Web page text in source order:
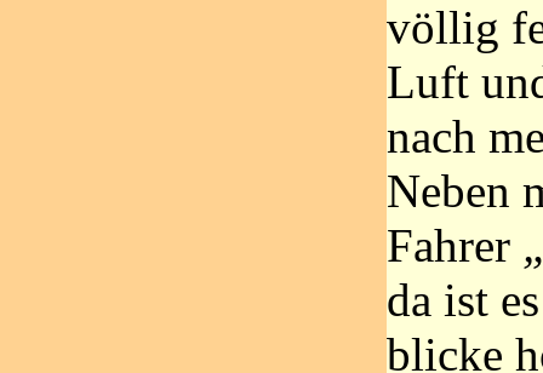
völlig
Luft
nach
Neben
Fahrer
da ist
blicke